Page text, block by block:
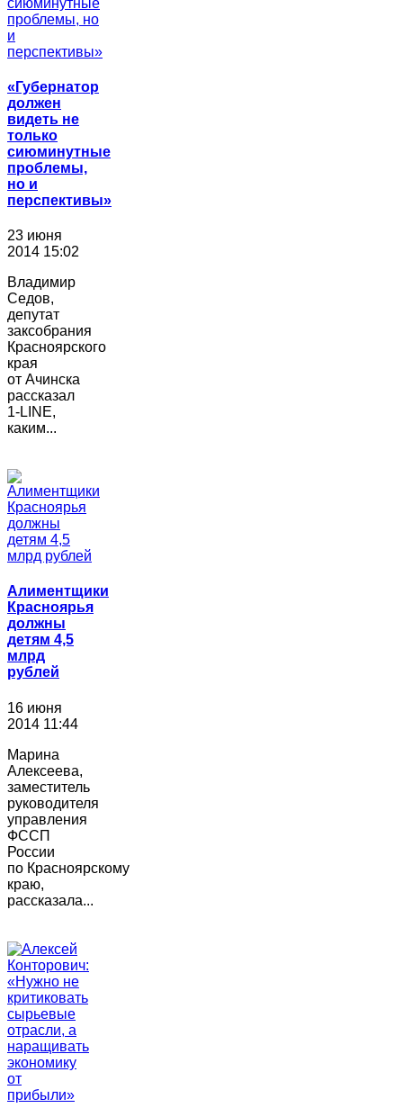
«Губернатор
должен
видеть не
только
сиюминутные
проблемы,
но и
перспективы»
23 июня
2014 15:02
Владимир
Седов,
депутат
заксобрания
Красноярского
края
от Ачинска
рассказал
1-LINE,
каким...
Алиментщики
Красноярья
должны
детям 4,5
млрд
рублей
16 июня
2014 11:44
Марина
Алексеева,
заместитель
руководителя
управления
ФССП
России
по Красноярскому
краю,
рассказала...